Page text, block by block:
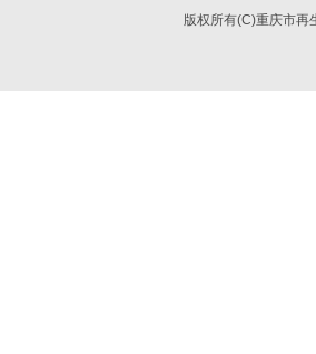
版权所有(C)重庆市